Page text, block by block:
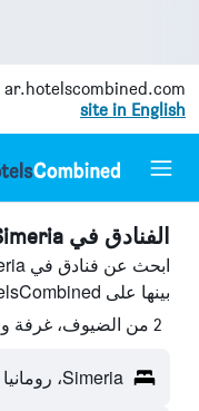
ar.hotelscombined.com
site in English
الفنادق في Simeria
بينها على HotelsCombined ووفّر.
2 من الضيوف، غرفة واحدة
Simeria، رومانيا